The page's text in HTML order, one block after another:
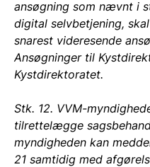
ansøgning som nævnt i
digital selvbetjening,
snarest videresende
Ansøgninger til
Kystdirektoratet.
Stk. 12. VVM-
tilrettelægge
myndigheden kan
21 samtidig med